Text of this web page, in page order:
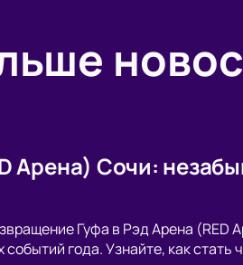
Арена) Сочи:
Гуфа в Рэд Арена
года. Узнайте, как стать